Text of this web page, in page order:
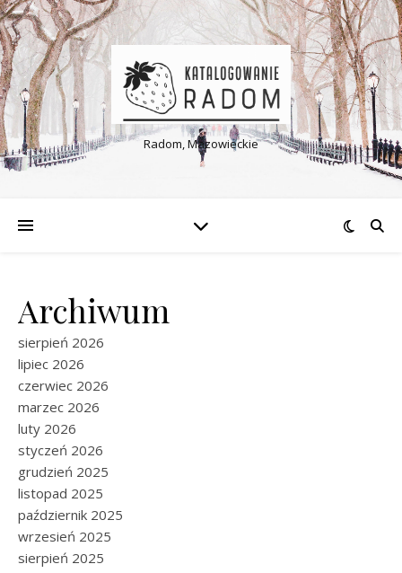
Radom, Mazowieckie
Archiwum
sierpień 2026
lipiec 2026
czerwiec 2026
marzec 2026
luty 2026
styczeń 2026
grudzień 2025
listopad 2025
październik 2025
wrzesień 2025
sierpień 2025